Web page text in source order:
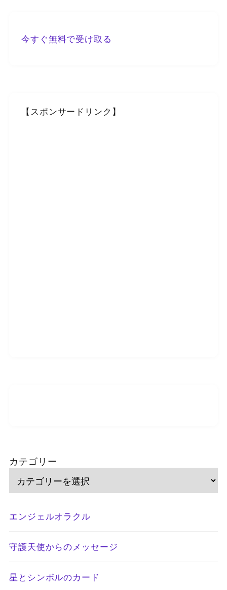
今すぐ無料で受け取る
【スポンサードリンク】
カテゴリー
エンジェルオラクル
守護天使からのメッセージ
星とシンボルのカード